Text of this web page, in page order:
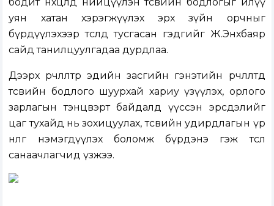
бодит нөхцөлд нийцүүлэн төсвийн бодлогыг илүү
уян хатан хэрэгжүүлэх эрх зүйн орчныг
бүрдүүлэхээр төсөлд тусгасан гэдгийг Ж.Энхбаяр
сайд танилцуулгадаа дурдлаа.
Дээрх өөрчлөлтөөр эдийн засгийн гэнэтийн өөрчлөлтөд
төсвийн бодлого шуурхай хариу үзүүлэх, орлого
зарлагын тэнцвэрт байдалд үүссэн эрсдэлийг
цаг тухайд нь зохицуулах, төсвийн удирдлагын үр
нөлөөг нэмэгдүүлэх боломж бүрдэнэ гэж төсөл
санаачлагчид үзжээ.